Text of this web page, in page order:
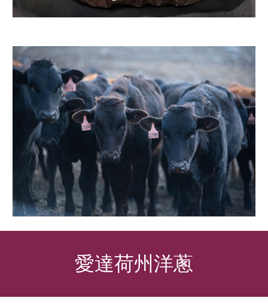
愛達荷州洋蔥